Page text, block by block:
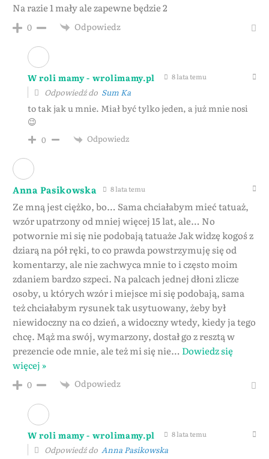
Na razie 1 mały ale zapewne będzie 2
0 Odpowiedz
W roli mamy - wrolimamy.pl 8 lata temu
Odpowiedź do Sum Ka
to tak jak u mnie. Miał być tylko jeden, a już mnie nosi
😉
0 Odpowiedz
Anna Pasikowska 8 lata temu
Ze mną jest ciężko, bo… Sama chciałabym mieć tatuaż,
wzór upatrzony od mniej więcej 15 lat, ale… No
potwornie mi się nie podobają tatuaże Jak widzę kogoś z
dziarą na pół ręki, to co prawda powstrzymuję się od
komentarzy, ale nie zachwyca mnie to i często moim
zdaniem bardzo szpeci. Na palcach jednej dłoni zlicze
osoby, u których wzór i miejsce mi się podobają, sama
też chciałabym rysunek tak usytuowany, żeby był
niewidoczny na co dzień, a widoczny wtedy, kiedy ja tego
chcę. Mąż ma swój, wymarzony, dostał go z resztą w
prezencie ode mnie, ale też mi się nie… Dowiedz się
więcej »
0 Odpowiedz
W roli mamy - wrolimamy.pl 8 lata temu
Odpowiedź do Anna Pasikowska